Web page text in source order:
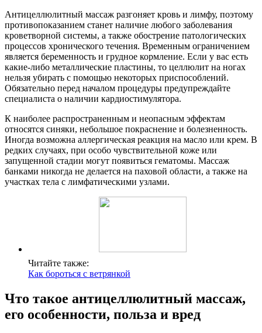
Антицеллюлитный массаж разгоняет кровь и лимфу, поэтому
противопоказанием станет наличие любого заболевания
кроветворной системы, а также обострение патологических
процессов хронического течения. Временным ограничением
является беременность и грудное кормление. Если у вас есть
какие-либо металлические пластины, то целлюлит на ногах
нельзя убирать с помощью некоторых приспособлений.
Обязательно перед началом процедуры предупреждайте
специалиста о наличии кардиостимулятора.
К наиболее распространенным и неопасным эффектам
относятся синяки, небольшое покраснение и болезненность.
Иногда возможна аллергическая реакция на масло или крем. В
редких случаях, при особо чувствительной коже или
запущенной стадии могут появиться гематомы. Массаж
банками никогда не делается на паховой области, а также на
участках тела с лимфатическими узлами.
Читайте также:
Как бороться с ветрянкой
Что такое антицеллюлитный массаж,
его особенности, польза и вред